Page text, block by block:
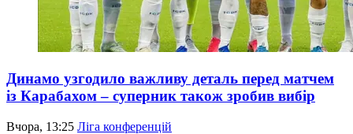
Динамо узгодило важливу деталь перед матчем
із Карабахом – суперник також зробив вибір
Вчора, 13:25 Ліга конференцій